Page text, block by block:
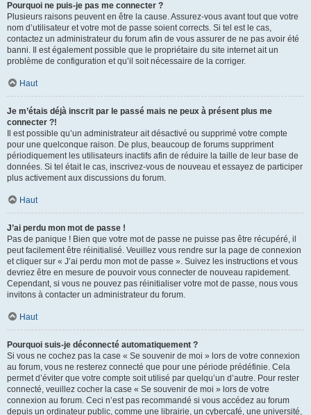
Pourquoi ne puis-je pas me connecter ?
Plusieurs raisons peuvent en être la cause. Assurez-vous avant tout que votre
nom d’utilisateur et votre mot de passe soient corrects. Si tel est le cas,
contactez un administrateur du forum afin de vous assurer de ne pas avoir été
banni. Il est également possible que le propriétaire du site internet ait un
problème de configuration et qu’il soit nécessaire de la corriger.
Haut
Je m’étais déjà inscrit par le passé mais ne peux à présent plus me
connecter ?!
Il est possible qu’un administrateur ait désactivé ou supprimé votre compte
pour une quelconque raison. De plus, beaucoup de forums suppriment
périodiquement les utilisateurs inactifs afin de réduire la taille de leur base de
données. Si tel était le cas, inscrivez-vous de nouveau et essayez de participer
plus activement aux discussions du forum.
Haut
J’ai perdu mon mot de passe !
Pas de panique ! Bien que votre mot de passe ne puisse pas être récupéré, il
peut facilement être réinitialisé. Veuillez vous rendre sur la page de connexion
et cliquer sur « J’ai perdu mon mot de passe ». Suivez les instructions et vous
devriez être en mesure de pouvoir vous connecter de nouveau rapidement.
Cependant, si vous ne pouvez pas réinitialiser votre mot de passe, nous vous
invitons à contacter un administrateur du forum.
Haut
Pourquoi suis-je déconnecté automatiquement ?
Si vous ne cochez pas la case « Se souvenir de moi » lors de votre connexion
au forum, vous ne resterez connecté que pour une période prédéfinie. Cela
permet d’éviter que votre compte soit utilisé par quelqu’un d’autre. Pour rester
connecté, veuillez cocher la case « Se souvenir de moi » lors de votre
connexion au forum. Ceci n’est pas recommandé si vous accédez au forum
depuis un ordinateur public, comme une librairie, un cybercafé, une université,